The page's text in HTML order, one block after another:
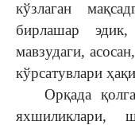
кўзлаган
бирлашар
мавзудаги,
кўрсатувлари
Орқада
яхшиликлари,